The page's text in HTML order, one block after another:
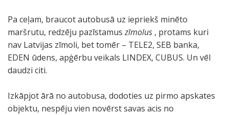
Pa ceļam, braucot autobusā uz iepriekš minēto
maršrutu, redzēju pazīstamuszīmolus , protams kuri
nav Latvijas zīmoli, bet tomēr – TELE2, SEB banka,
EDEN ūdens, apģērbu veikals LINDEX, CUBUS. Un vēl
daudzi citi.
Izkāpjot ārā no autobusa, dodoties uz pirmo apskates
objektu, nespēju vien novērst savas acis no